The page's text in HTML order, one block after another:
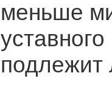
меньше
подлежит